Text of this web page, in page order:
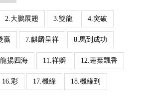
2.大鵬展翅 3.雙龍 4.突破
贏 7.麒麟呈祥 8.馬到成功
揚四海 11.祥獅 12.蓮葉飄香
16.彩 17.機綠 18.機緣到